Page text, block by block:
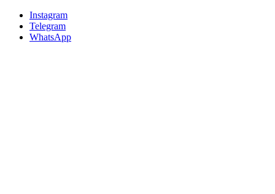
Instagram
Telegram
WhatsApp